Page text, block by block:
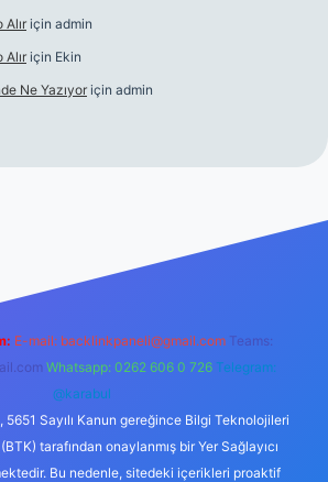
Alıriçin admin
Alıriçin Ekin
Ne Yazıyor için admin
E-mail: backlinkpaneli@gmail.com Teams:
Whatsapp: 0262 606 0 726 Telegram:
@karabul
5651 Sayılı Kanun gereğince Bilgi Teknolojileri
tarafından onaylanmış bir Yer Sağlayıcı
Bu nedenle, sitedeki içerikleri proaktif